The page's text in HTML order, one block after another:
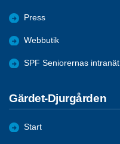
Press
Webbutik
SPF Seniorernas intranät
Gärdet-Djurgården
Start